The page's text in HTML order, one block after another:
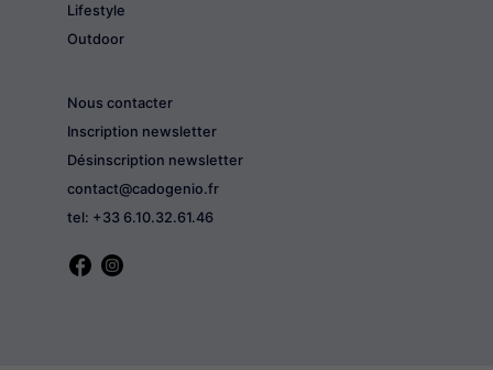
Lifestyle
Outdoor
Nous contacter
Inscription newsletter
Désinscription newsletter
contact@cadogenio.fr
tel: +33 6.10.32.61.46